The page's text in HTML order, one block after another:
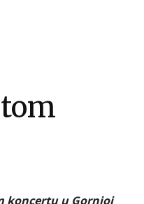
koncertu u Gornjoj